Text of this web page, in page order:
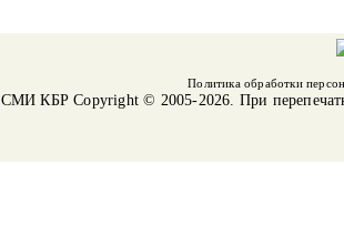
Политика обработки
СМИ КБРCopyright © 2005-2026. При